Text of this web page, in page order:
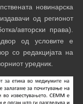
новинарска
од регионот
авторски права).
од условите е
со редакцијата на
уредник.